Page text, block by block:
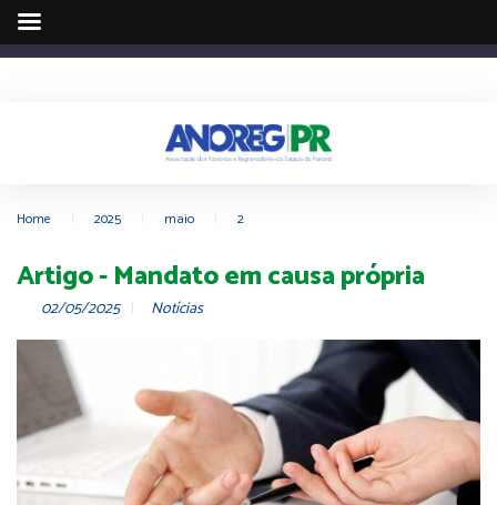
Home 2025 maio 2
Artigo - Mandato em causa própria
02/05/2025 Notícias